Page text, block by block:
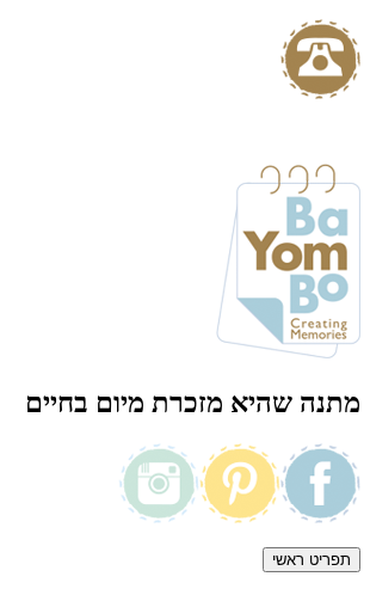
מתנה שהיא מזכרת מיום בחיים
תפריט ראשי